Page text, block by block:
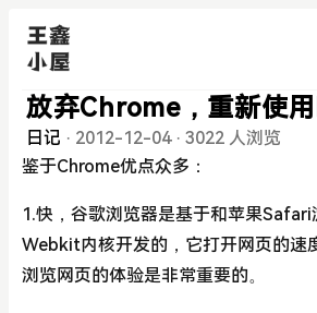
放弃Chrome，重新使
日记 · 2012-12-04 · 3022 人浏览
鉴于Chrome优点众多：
1.快，谷歌浏览器是基于和苹果Safari
Webkit内核开发的，它打开网页的速
浏览网页的体验是非常重要的。